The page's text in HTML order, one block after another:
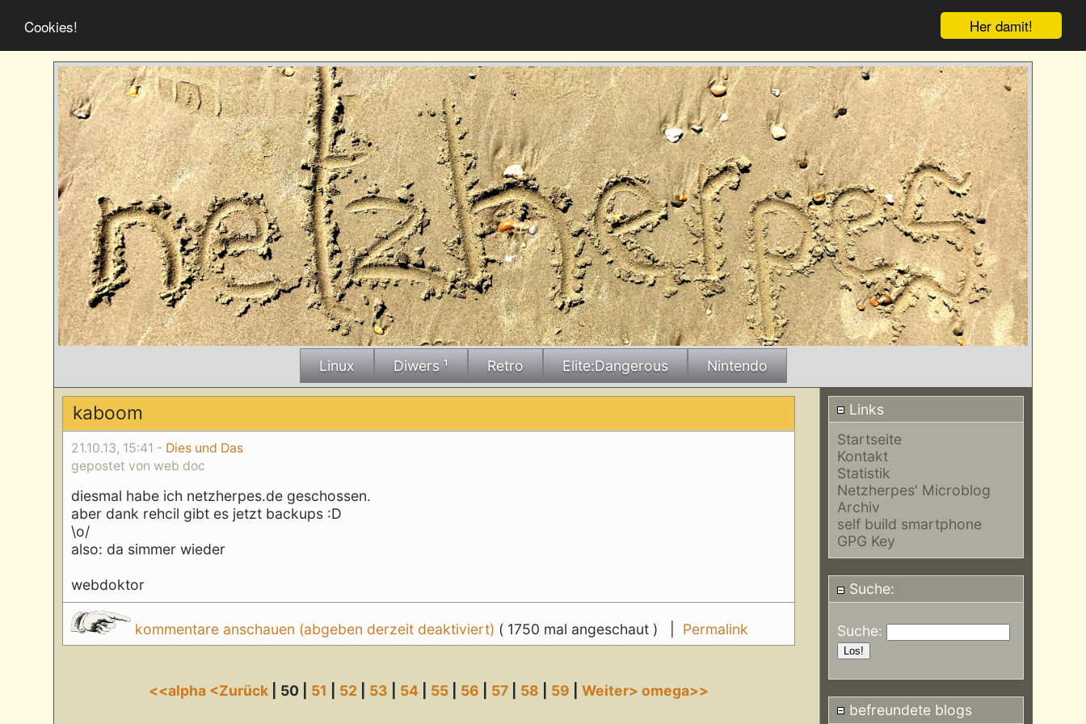
Her damit!
Cookies!
Linux Diwers ¹ Retro Elite:Dangerous Nintendo
Links
Startseite
Kontakt
Statistik
Netzherpes' Microblog
Archiv
self build smartphone
GPG Key
Suche:
Suche:
befreundete blogs
kaboom
21.10.13, 15:41 - Dies und Das
gepostet von web doc
diesmal habe ich netzherpes.de geschossen.
aber dank rehcil gibt es jetzt backups :D
\o/
also: da simmer wieder
webdoktor
kommentare anschauen (abgeben derzeit deaktiviert) ( 1750 mal angeschaut ) | Permalink
<<alpha <Zurück | 50 | 51 52 53 54 55 56 57 58 59 |Weiter>omega>>